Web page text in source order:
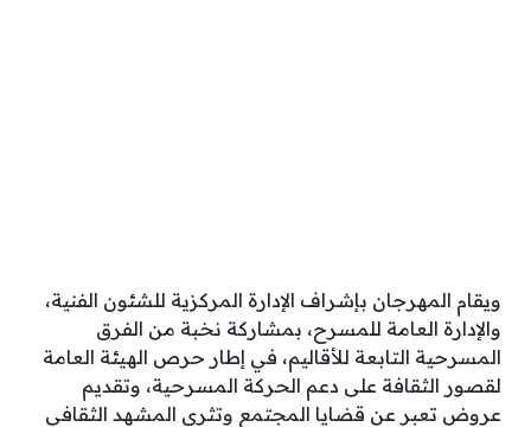
ويقام المهرجان بإشراف الإدارة المركزية للشئون الفنية،
والإدارة العامة للمسرح، بمشاركة نخبة من الفرق
المسرحية التابعة للأقاليم، في إطار حرص الهيئة العامة
لقصور الثقافة على دعم الحركة المسرحية، وتقديم
عروض تعبر عن قضايا المجتمع وتثري المشهد الثقافي